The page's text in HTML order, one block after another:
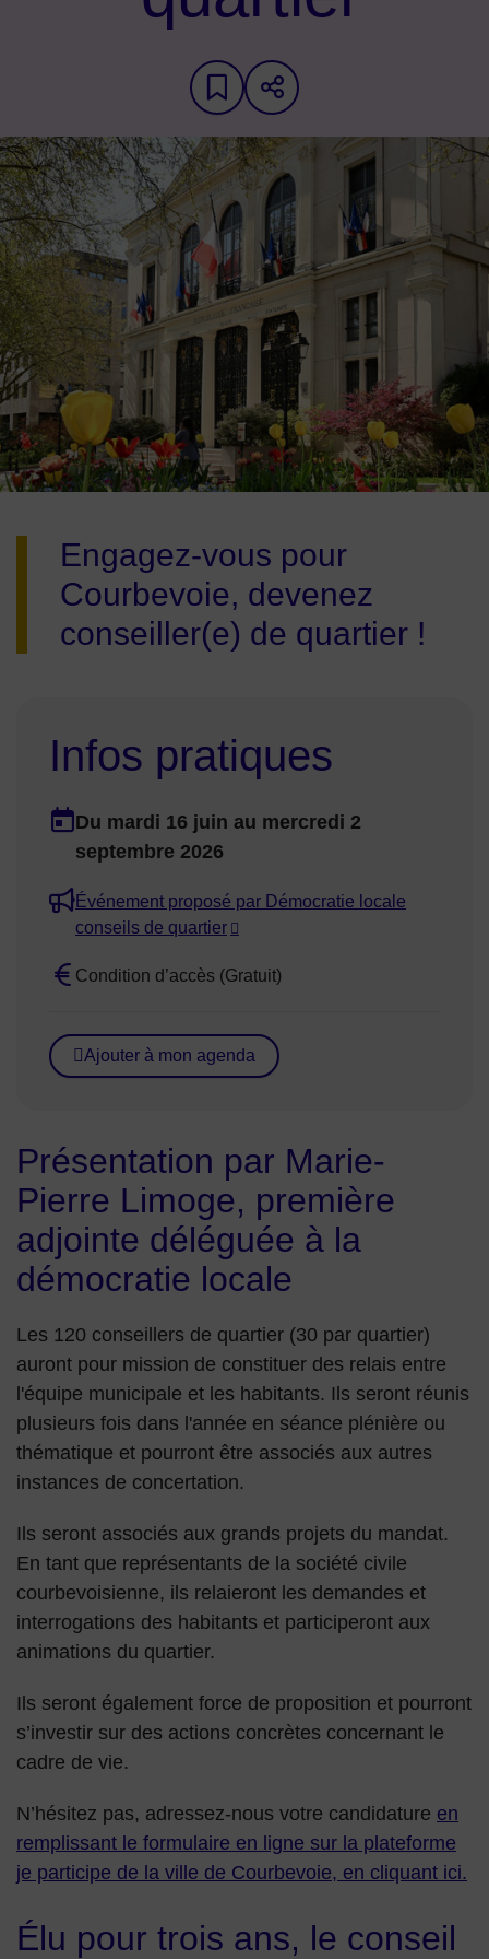
Ajouter aux favoris
Partager sur les
Engagez-vous pour
Courbevoie, devenez
conseiller(e) de quartier !
Infos pratiques
Dates :
Dates en cours
Du mardi 16 juin au mercredi 2
septembre 2026
Événement proposé par Démocratie locale
conseils de quartier
Tarif :
Condition d’accès (Gratuit)
Ajouter à mon agenda
Présentation par Marie-
Pierre Limoge, première
adjointe déléguée à la
démocratie locale
Les 120 conseillers de quartier (30 par quartier)
auront pour mission de constituer des relais entre
l'équipe municipale et les habitants. Ils seront réunis
plusieurs fois dans l'année en séance plénière ou
thématique et pourront être associés aux autres
instances de concertation.
Ils seront associés aux grands projets du mandat.
En tant que représentants de la société civile
courbevoisienne, ils relaieront les demandes et
interrogations des habitants et participeront aux
animations du quartier.
Ils seront également force de proposition et pourront
s’investir sur des actions concrètes concernant le
cadre de vie.
N’hésitez pas, adressez-nous votre candidature en
remplissant le formulaire en ligne sur la plateforme
je participe de la ville de Courbevoie, en cliquant ici.
Élu pour trois ans, le conseil